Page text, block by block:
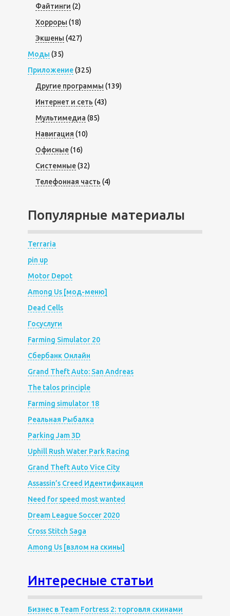
Файтинги (2)
Хорроры (18)
Экшены (427)
Моды (35)
Приложение(325)
Другие программы (139)
Интернет и сеть (43)
Мультимедиа (85)
Навигация (10)
Офисные(16)
Системные(32)
Телефонная часть (4)
Популярные материалы
Terraria
pin up
Motor Depot
Among Us [мод-меню]
Dead Cells
Госуслуги
Farming Simulator 20
Сбербанк Онлайн
Grand Theft Auto: San Andreas
The talos principle
Farming simulator 18
Реальная Рыбалка
Parking Jam 3D
Uphill Rush Water Park Racing
Grand Theft Auto Vice City
Assassin’s Creed Идентификация
Need for speed most wanted
Dream League Soccer 2020
Cross Stitch Saga
Among Us [взлом на скины]
Интересные статьи
Бизнес в Team Fortress 2: торговля скинами